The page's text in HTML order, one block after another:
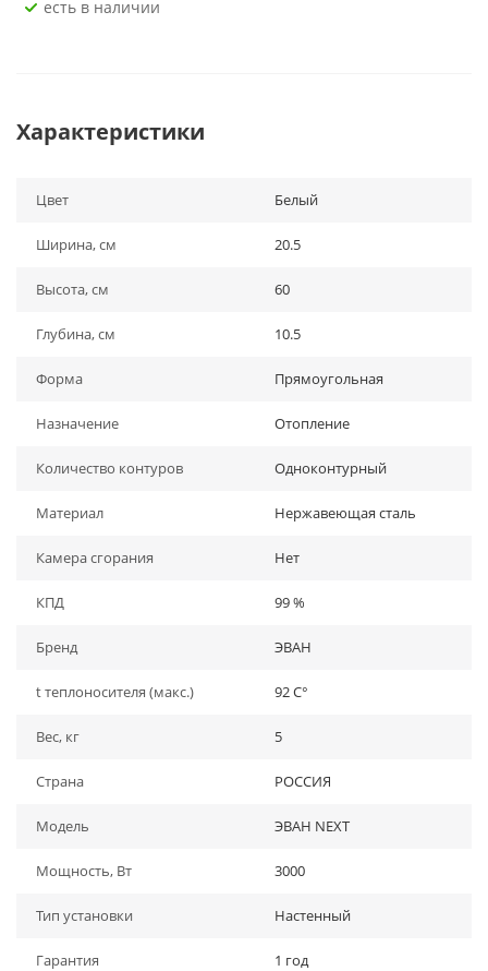
Есть в наличии
Характеристики
Цвет Белый
Ширина, см 20.5
Высота, см 60
Глубина, см 10.5
Форма Прямоугольная
Назначение Отопление
Количество контуров Одноконтурный
Материал Нержавеющая сталь
Камера сгорания Нет
КПД 99 %
Бренд ЭВАН
t теплоносителя (макс.) 92 C°
Вес, кг 5
Страна РОССИЯ
Модель ЭВАН NEXT
Мощность, Вт 3000
Тип установки Настенный
Гарантия 1 год